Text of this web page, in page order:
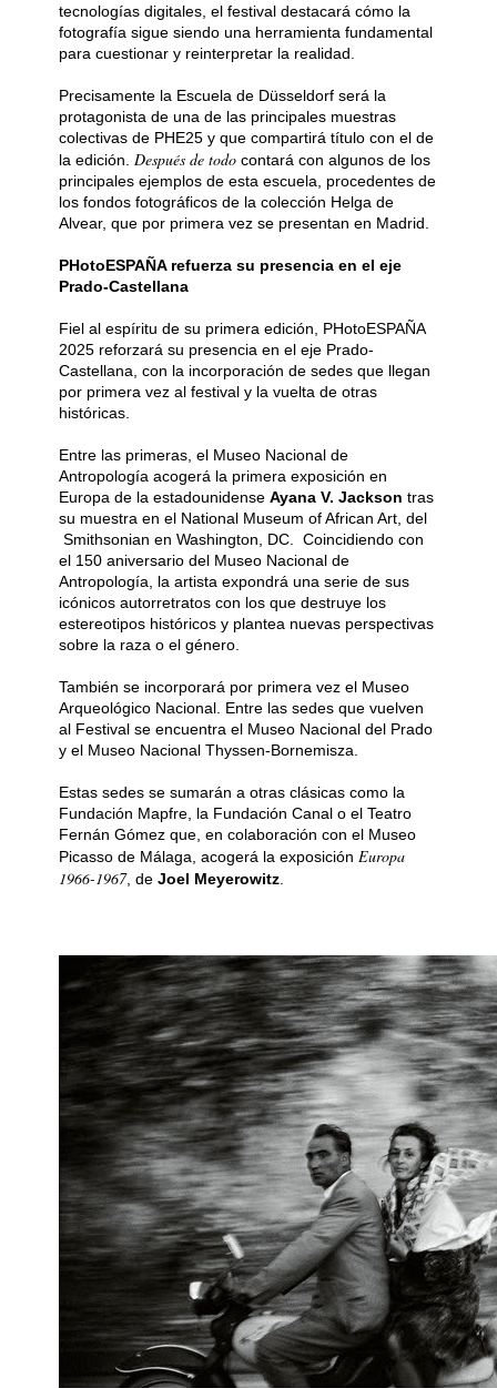
tecnologías digitales, el festival destacará cómo la
fotografía sigue siendo una herramienta fundamental
para cuestionar y reinterpretar la realidad.
Precisamente la Escuela de Düsseldorf será la
protagonista de una de las principales muestras
colectivas de PHE25 y que compartirá título con el de
la edición. Después de todocontará con algunos de los
principales ejemplos de esta escuela, procedentes de
los fondos fotográficos de la colección Helga de
Alvear, que por primera vez se presentan en Madrid.
PHotoESPAÑA refuerza su presencia en el eje
Prado-Castellana
Fiel al espíritu de su primera edición, PHotoESPAÑA
2025 reforzará su presencia en el eje Prado-
Castellana, con la incorporación de sedes que llegan
por primera vez al festival y la vuelta de otras
históricas.
Entre las primeras, el Museo Nacional de
Antropología acogerá la primera exposición en
Europa de la estadounidenseAyana V. Jackson tras
su muestra en el National Museum of African Art, del
Smithsonian en Washington, DC. Coincidiendo con
el 150 aniversario del Museo Nacional de
Antropología, la artista expondrá una serie de sus
icónicos autorretratos con los que destruye los
estereotipos históricos y plantea nuevas perspectivas
sobre la raza o el género.
También se incorporará por primera vez el Museo
Arqueológico Nacional. Entre las sedes que vuelven
al Festival se encuentra el Museo Nacional del Prado
y el Museo Nacional Thyssen-Bornemisza.
Estas sedes se sumarán a otras clásicas como la
Fundación Mapfre, la Fundación Canal o el Teatro
Fernán Gómez que, en colaboración con el Museo
Picasso de Málaga, acogerá la exposición Europa
1966-1967, de Joel Meyerowitz.